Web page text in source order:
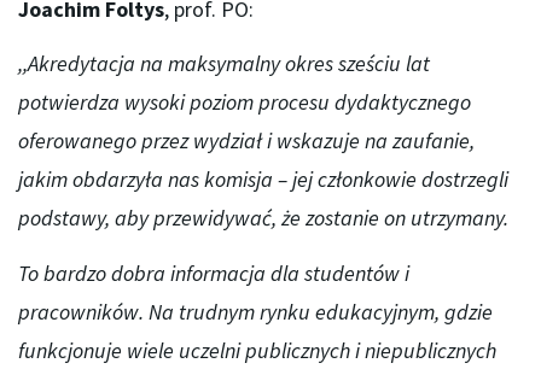
Joachim Foltys, prof. PO:
,,Akredytacja na maksymalny okres sześciu lat
potwierdza wysoki poziom procesu dydaktycznego
oferowanego przez wydziałi wskazuje na zaufanie,
jakim obdarzyła nas komisja – jej członkowie dostrzegli
podstawy, aby przewidywać, że zostanie on utrzymany.
To bardzo dobra informacja dla studentów i
pracowników. Na trudnym rynku edukacyjnym, gdzie
funkcjonuje wiele uczelni publicznych i niepublicznych